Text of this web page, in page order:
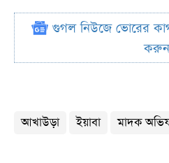
গুগল নিউজে ভোরের
করুন
আখাউড়া ইয়াবা মাদক